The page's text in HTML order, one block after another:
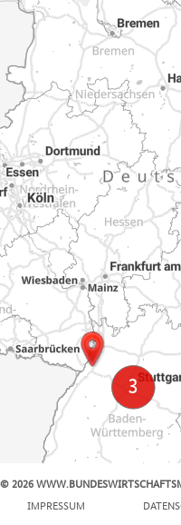
© 2026
IMPRESSUM